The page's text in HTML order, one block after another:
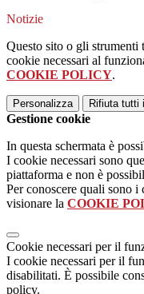
Notizie
Questo sito o gli strumenti
cookie necessari al
COOKIE POLICY.
Personalizza Rifiuta tutti
Gestione cookie
In questa schermata è
I cookie necessari sono
piattaforma e non è
Per conoscere quali sono i
visionare la COOKIE
Cookie necessari per il
I cookie necessari per il
disabilitati. È possibile
policy.